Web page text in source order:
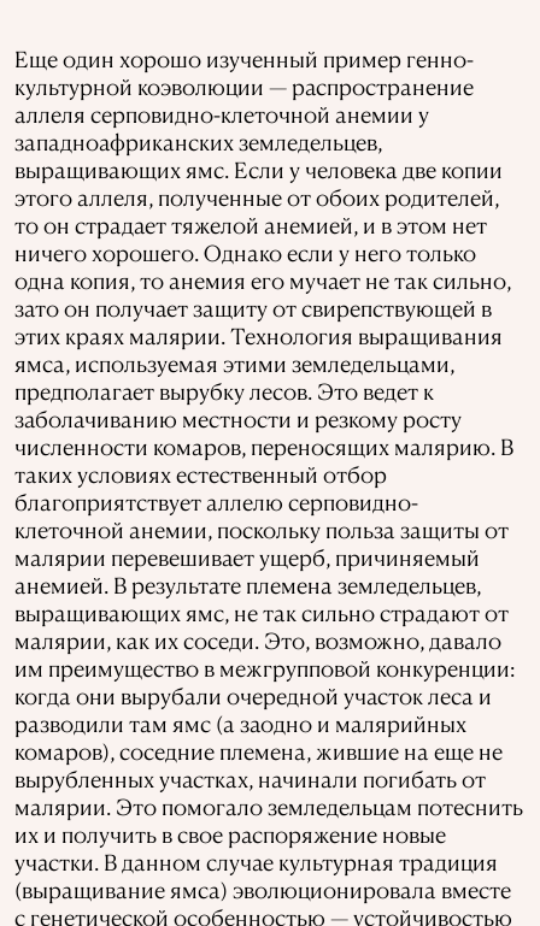
Еще один хорошо изученный пример генно-
культурной коэволюции — распространение
аллеля серповидно-клеточной анемии у
западноафриканских земледельцев,
выращивающих ямс. Если у человека две копии
этого аллеля, полученные от обоих родителей,
то он страдает тяжелой анемией, и в этом нет
ничего хорошего. Однако если у него только
одна копия, то анемия его мучает не так сильно,
зато он получает защиту от свирепствующей в
этих краях малярии. Технология выращивания
ямса, используемая этими земледельцами,
предполагает вырубку лесов. Это ведет к
заболачиванию местности и резкому росту
численности комаров, переносящих малярию. В
таких условиях естественный отбор
благоприятствует аллелю серповидно-
клеточной анемии, поскольку польза защиты от
малярии перевешивает ущерб, причиняемый
анемией. В результате племена земледельцев,
выращивающих ямс, не так сильно страдают от
малярии, как их соседи. Это, возможно, давало
им преимущество в межгрупповой конкуренции:
когда они вырубали очередной участок леса и
разводили там ямс (а заодно и малярийных
комаров), соседние племена, жившие на еще не
вырубленных участках, начинали погибать от
малярии. Это помогало земледельцам потеснить
их и получить в свое распоряжение новые
участки. В данном случае культурная традиция
(выращивание ямса) эволюционировала вместе
с генетической особенностью — устойчивостью